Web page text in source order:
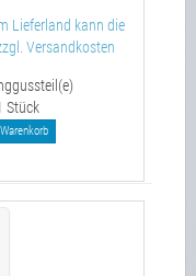
Lieferland kann die
Versandkosten
Stück